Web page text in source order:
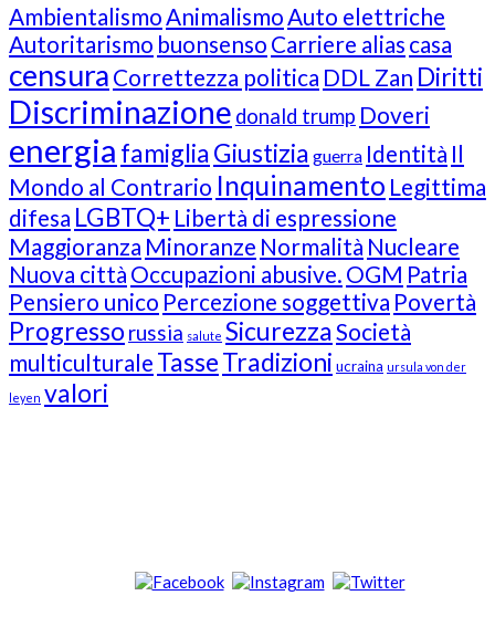
Ambientalismo Animalismo Auto elettriche
Autoritarismo buonsenso Carriere alias casa
censura Correttezza politica DDL Zan Diritti
Discriminazione donald trump Doveri
energia famigliaGiustizia guerra Identità Il
Mondo al Contrario Inquinamento Legittima
difesa LGBTQ+ Libertà di espressione
Maggioranza Minoranze Normalità Nucleare
Nuova città Occupazioni abusive. OGM Patria
Pensiero unico Percezione soggettiva Povertà
Progresso russia salute SicurezzaSocietà
multiculturale TasseTradizioni ucraina ursula von der
leyen valori